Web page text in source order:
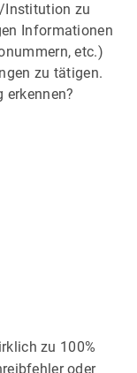
Institution zu
Informationen
etc.)
zu tätigen.
erkennen?
zu 100%
oder